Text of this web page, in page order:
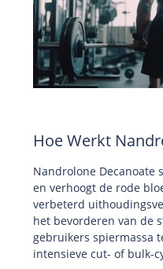
Hoe Werkt
Nandrolone Decanoate
en verhoogt de rode
verbeterd
het bevorderen van de
gebruikers spiermassa
intensieve cut- of bulk-